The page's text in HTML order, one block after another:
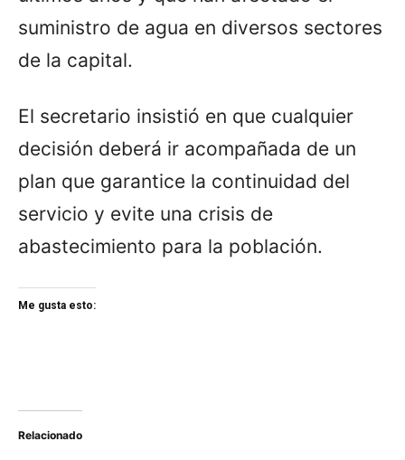
suministro de agua en diversos sectores
de la capital.
El secretario insistió en que cualquier
decisión deberá ir acompañada de un
plan que garantice la continuidad del
servicio y evite una crisis de
abastecimiento para la población.
Me gusta esto:
Relacionado